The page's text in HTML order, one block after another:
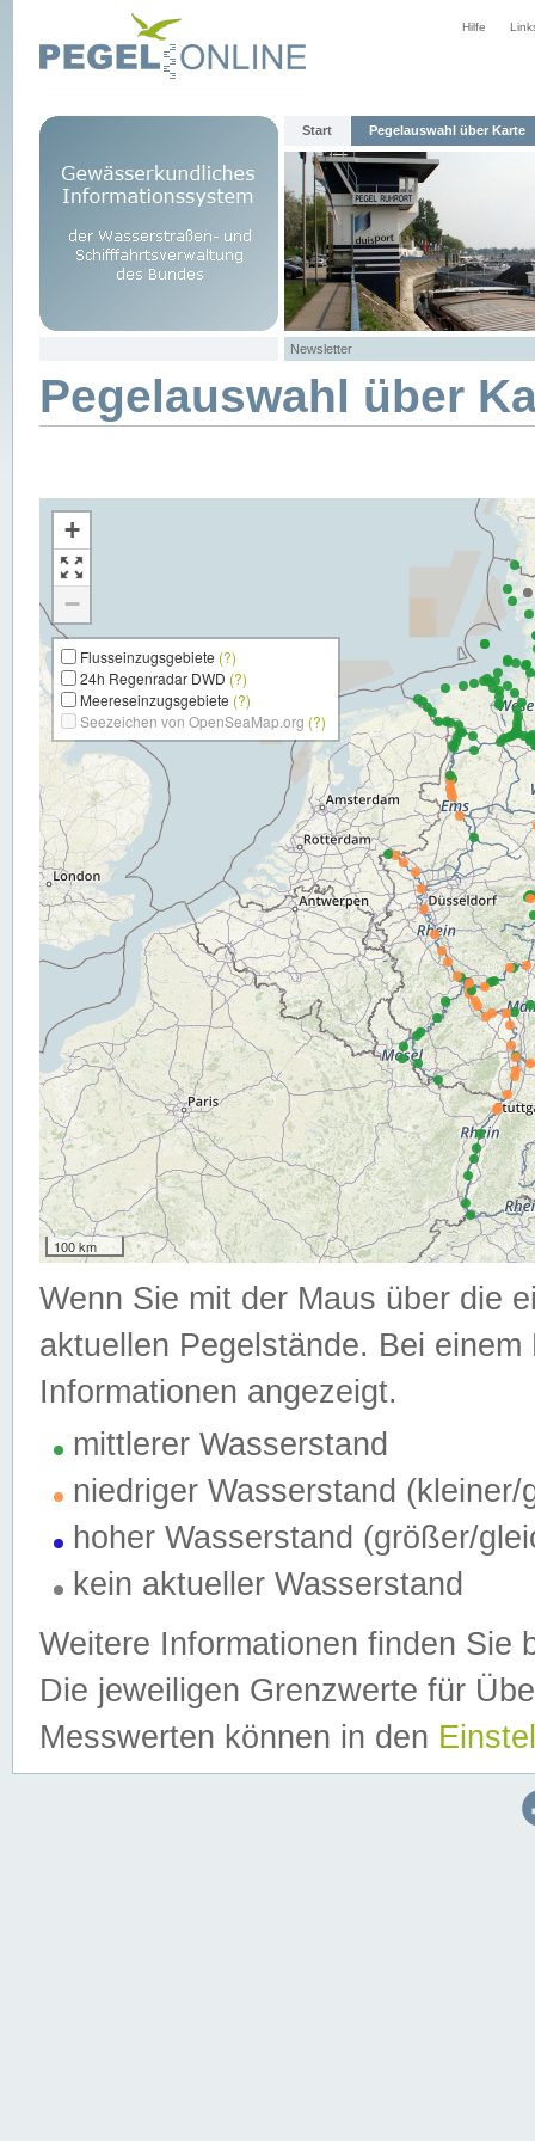
Hilfe
Start Pegelauswahl über Karte
Newsletter
Pegelauswahl über
+
−
Flusseinzugsgebiete (?)
24h Regenradar DWD (?)
Meereseinzugsgebiete (?)
Seezeichen von OpenSeaMap.org (?)
100 km
Wenn Sie mit der Maus über die
aktuellen Pegelstände. Bei
Informationen angezeigt.
mittlerer Wasserstand
niedriger Wasserstand (kleiner/
hoher Wasserstand (größer/
kein aktueller Wasserstand
Weitere Informationen finden Sie
Die jeweiligen Grenzwerte für
Messwerten können in den